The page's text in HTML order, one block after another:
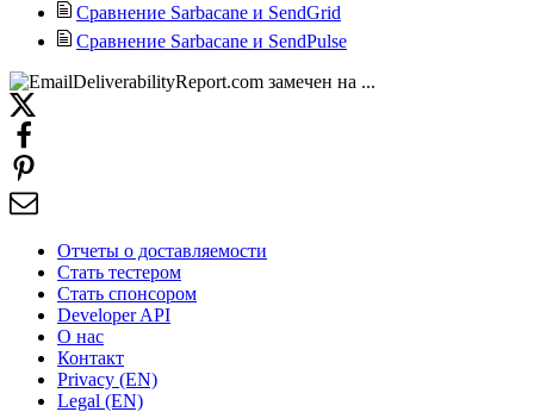
Сравнение Sarbacane и SendGrid
Сравнение Sarbacane и SendPulse
Отчеты о доставляемости
Стать тестером
Стать спонсором
Developer API
О нас
Контакт
Privacy (EN)
Legal (EN)